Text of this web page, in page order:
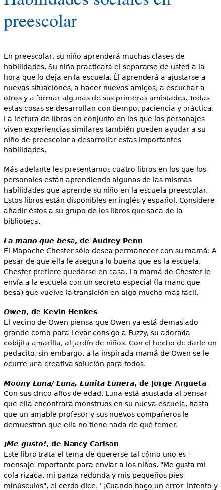
e
s
á
a
q
u
í
preescolar
En preescolar, su niño aprenderá muchas clases de
habilidades. Su niño practicará el separarse de usted a la
hora que lo deja en la escuela. Él aprenderá a ajustarse a
nuevas situaciones, a hacer nuevos amigos, a escuchar a
otros y a formar algunas de sus primeras amistades. Todas
estas cosas se desarrollan con tiempo, paciencia y práctica.
La lectura de libros en conjunto en los que los personajes
viven experiencias similares también pueden ayudar a su
niño de preescolar a desarrollar estas importantes
habilidades.
Más adelante les presentamos cuatro libros en los que los
personales están aprendiendo algunas de las mismas
habilidades que aprende su niño en la escuela preescolar.
Estos libros están disponibles en inglés y español. Considere
añadir éstos a su grupo de los libros que saca de la
biblioteca.
La mano que besa, de Audrey Penn
El Mapache Chester sólo desea permanecer con su mamá. A
pesar de que ella le asegura lo buena que es la escuela,
Chester prefiere quedarse en casa. La mamá de Chester le
envía a la escuela con un secreto especial (la mano que
besa) que vuelve la transición en algo mucho más fácil.
Owen, de Kevin Henkes
El vecino de Owen piensa que Owen ya está demasiado
grande como para llevar consigo a Fuzzy, su adorada
cobijita amarilla, al jardín de niños. Con el hecho de darle un
pedacito, sin embargo, a la inspirada mamá de Owen se le
ocurre una creativa solución para todos.
Moony Luna/ Luna, Lunita Lunera, de Jorge Argueta
Con sus cinco años de edad, Luna está asustada al pensar
que ella encontrará monstruos en su nueva escuela, hasta
que un amable profesor y sus nuevos compañeros le
demuestran que ella no tiene nada de qué temer.
¡Me gusto!, de Nancy Carlson
Este libro trata el tema de quererse tal cómo uno es -
mensaje importante para enviar a los niños. "Me gusta mi
cola rizada, mi panza redonda y mis pequeños pies
minúsculos", el cerdo dice. "¡Cuando hago un error, intento y